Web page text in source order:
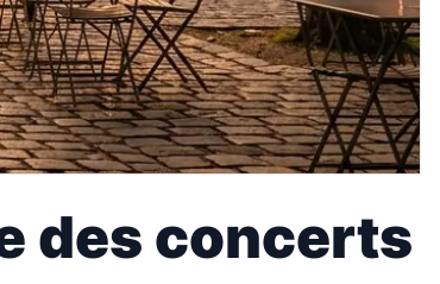
des concerts